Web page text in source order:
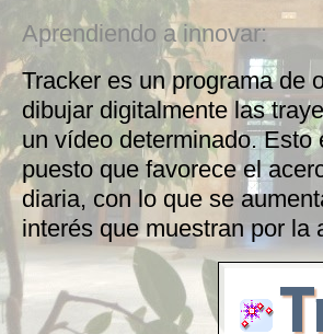
Aprendiendo a innovar:
Tracker es un programa de
dibujar digitalmente las
un vídeo determinado.
puesto que favorece el
diaria, con lo que se
interés que muestran por la